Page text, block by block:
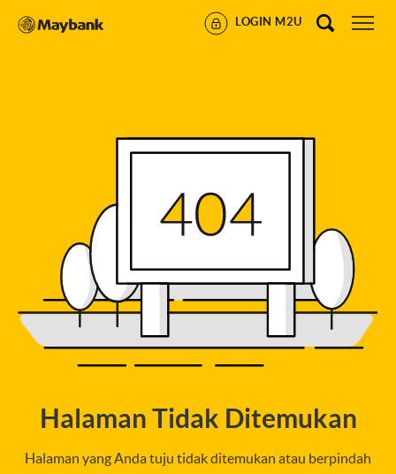
LOGIN M2U
Halaman Tidak Ditemukan
Halaman yang Anda tuju tidak ditemukan atau berpindah